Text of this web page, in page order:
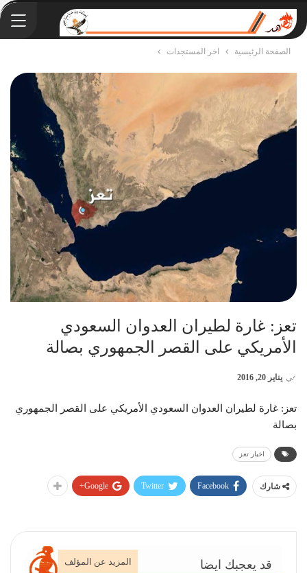
الصفحة الرئيسية اخر المستجدات
تعز: غارة لطيران العدوان السعودي
الأمريكي على القصر الجمهوري بصالة
في يناير 20, 2016
تعز: غارة لطيران العدوان السعودي الأمريكي على القصر الجمهوري
بصالة
اخبار تعز
شارك Facebook
Twitter
Google+
قد يعجبك ايضا المزيد عن المؤلف